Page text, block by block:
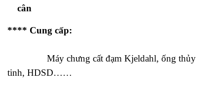
cân
**** Cung cấp:
Máy chưng cất đạm Kjeldahl, ống thủy
tinh, HDSD……